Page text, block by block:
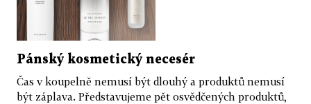
Pánský kosmetický necesér
Čas v koupelně nemusí být dlouhý a produktů nemusí
být záplava. Představujeme pět osvědčených produktů,